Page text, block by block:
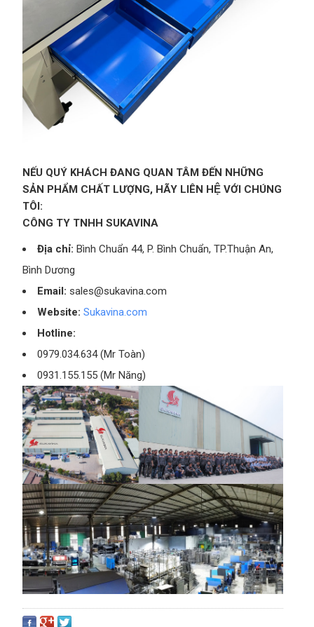
NẾU QUÝ KHÁCH ĐANG QUAN TÂM ĐẾN NHỮNG
SẢN PHẨM CHẤT LƯỢNG, HÃY LIÊN HỆ VỚI CHÚNG
TÔI:
CÔNG TY TNHH SUKAVINA
Địa chỉ: Bình Chuẩn 44, P. Bình Chuẩn, TP.Thuận An,
Bình Dương
Email: sales@sukavina.com
Website: Sukavina.com
Hotline:
0979.034.634 (Mr Toàn)
0931.155.155 (Mr Năng)